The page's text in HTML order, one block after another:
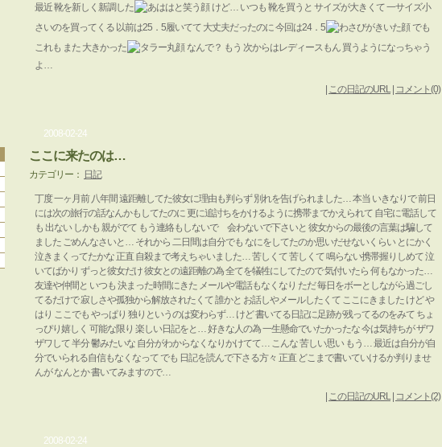
最近 靴を新しく新調した
けど… いつも 靴を買うと サイズが大きくて 一サイズ小
さいのを買ってくる 以前は25．5履いてて 大丈夫だったのに 今回は24．5
でも
これも また 大きかった
なんで？ もう 次からはレディースもん 買うようになっちゃう
よ…
この日記のURL| コメント(0)|
2008-02-24
ここに来たのは…
カテゴリー： 日記
丁度 一ヶ月前 八年間 遠距離してた彼女に理由も判らず 別れを告げられました… 本当 いきなりで 前日
には次の旅行の話なんかもしてたのに 更に追討ちをかけるように携帯までかえられて 自宅に電話して
も 出ない しかも 親がでて もう連絡もしないで 会わないで下さいと 彼女からの最後の言葉は騙して
ました ごめんなさいと… それから 二日間は自分でも なにをしてたのか思いだせないくらい とにかく
泣きまくってたかな 正直 自殺まで考えちゃいました… 苦しくて 苦しくて 鳴らない携帯握りしめて 泣
いてばかり ずっと彼女だけ 彼女との遠距離の為 全てを犠牲にしてたので 気付いたら 何もなかった…
友達や仲間と いつも 決まった時間にきた メールや電話もなくなり ただ 毎日をボーとしながら過ごし
てるだけで 寂しさや孤独から解放されたくて 誰かと お話しやメールしたくて ここにきました けど や
はり ここでも やっぱり 独りというのは変わらず… けど 書いてる日記に足跡が残ってるのをみて ちょ
っぴり嬉しく 可能な限り 楽しい日記をと… 好きな人の為 一生懸命でいたかったな 今は気持ちが ザワ
ザワして 半分 鬱みたいな 自分がわからなくなりかけてて… こんな 苦しい思い もう… 最近は自分が自
分でいられる自信もなくなって でも 日記を読んで下さる方々 正直 どこまで書いていけるか判りませ
んが なんとか 書いてみますので…
この日記のURL| コメント(2)|
2008-02-24